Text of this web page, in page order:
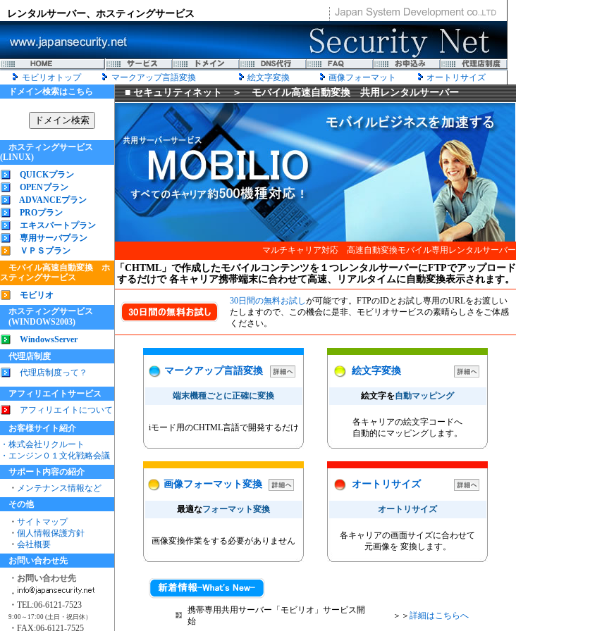
レンタルサーバー、ホスティングサービス
モビリオトップ マークアップ言語変換 絵文字変換 画像フォーマット
オートリサイズ
ドメイン検索はこちら
ホスティングサービス
(LINUX)
QUICKプラン
OPENプラン
ADVANCEプラン
PROプラン
エキスパートプラン
専用サーバプラン
ＶＰＳプラン
モバイル高速自動変換
ホ
スティングサービス
モビリオ
ホスティングサービス
(WINDOWS2003)
WindowsServer
代理店制度
代理店制度って？
アフィリエイトサービス
アフィリエイトについて
お客様サイト紹介
・株式会社リクルート
・エンジン０１文化戦略会議
サポート内容の紹介
・ メンテナンス情報など
その他
・ サイトマップ
・ 個人情報保護方針
・ 会社概要
お問い合わせ先
・お問い合わせ先
・
・ TEL:06-6121-7523
9:00～17:00 (土日・祝日休）
・ FAX:06-6121-7525
■ セキュリティネット ＞モバイル高速自動変換 共用レンタルサーバー
マルチキャリア対応 高速自動変換モバイル専用レンタルサーバー
「CHTML」で作成したモバイルコンテンツを１つレンタルサーバーにFTPでアップロード
するだけで 各キャリア携帯端末に合わせて高速、リアルタイムに自動変換表示されます。
30日間の無料お試しが可能です。FTPのIDとお試し専用のURLをお渡しい
たしますので、この機会に是非、モビリオサービスの素晴らしさをご体感
ください。
マークアップ言語変換 絵文字変換
端末機種ごとに正確に変換 絵文字を自動マッピング
iモード用のCHTML言語で開発するだけ
各キャリアの絵文字コードへ
自動的にマッピングします。
画像フォーマット変換 オートリサイズ
最適なフォーマット変換 オートリサイズ
画像変換作業をする必要がありません
各キャリアの画面サイズに合わせて
元画像を 変換します。
携帯専用共用サーバー「モビリオ」サービス開
始
＞＞ 詳細はこちらへ